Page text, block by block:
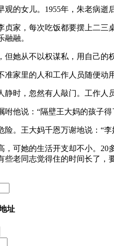
观的女儿。1955年，朱老病逝
贞家，每次吃饭都要摆上二
融。
但她从不以权谋私，用自己的
准家里的人和工作人员随便动
静时，忽然有人敲门。工作人
咐他说：“隔壁王大妈的孩子
险。王大妈千恩万谢地说：“
，可她的生活开支却不小。
些老同志觉得住的时间长了
址